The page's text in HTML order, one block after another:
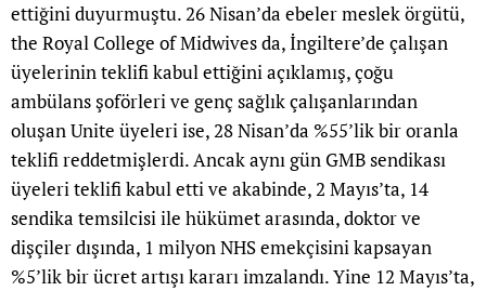
ettiğini duyurmuştu. 26 Nisan’da ebeler meslek örgütü,
the Royal College of Midwives da, İngiltere’de çalışan
üyelerinin teklifi kabul ettiğini açıklamış, çoğu
ambülans şoförleri ve genç sağlık çalışanlarından
oluşan Unite üyeleri ise, 28 Nisan’da %55’lik bir oranla
teklifi reddetmişlerdi. Ancak aynı gün GMB sendikası
üyeleri teklifi kabul etti ve akabinde, 2 Mayıs’ta, 14
sendika temsilcisi ile hükümet arasında, doktor ve
dişçiler dışında, 1 milyon NHS emekçisini kapsayan
%5’lik bir ücret artışı kararı imzalandı. Yine 12 Mayıs’ta,